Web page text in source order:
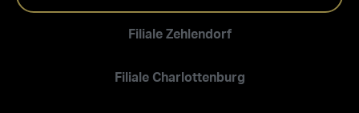
Filiale Zehlendorf
Filiale Charlottenburg